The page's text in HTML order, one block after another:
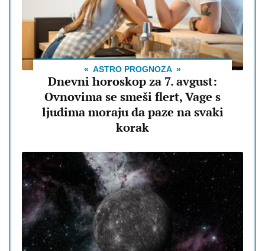
ASTRO PROGNOZA
Dnevni horoskop za 7. avgust:
Ovnovima se smeši flert, Vage s
ljudima moraju da paze na svaki
korak